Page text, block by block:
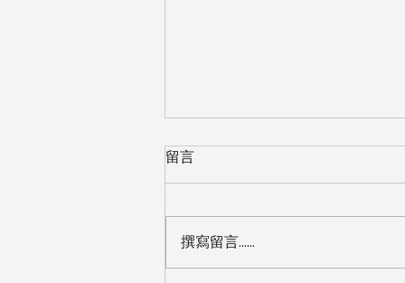
沒有中性線也能裝智慧開關？
有中性線，裝不了」打回票——這
是台灣老屋屋主最常碰到的狀況。
留言
撰寫留言......